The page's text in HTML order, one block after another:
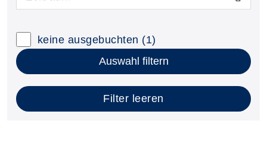
keine ausgebuchten (1)
Auswahl filtern
Filter leeren